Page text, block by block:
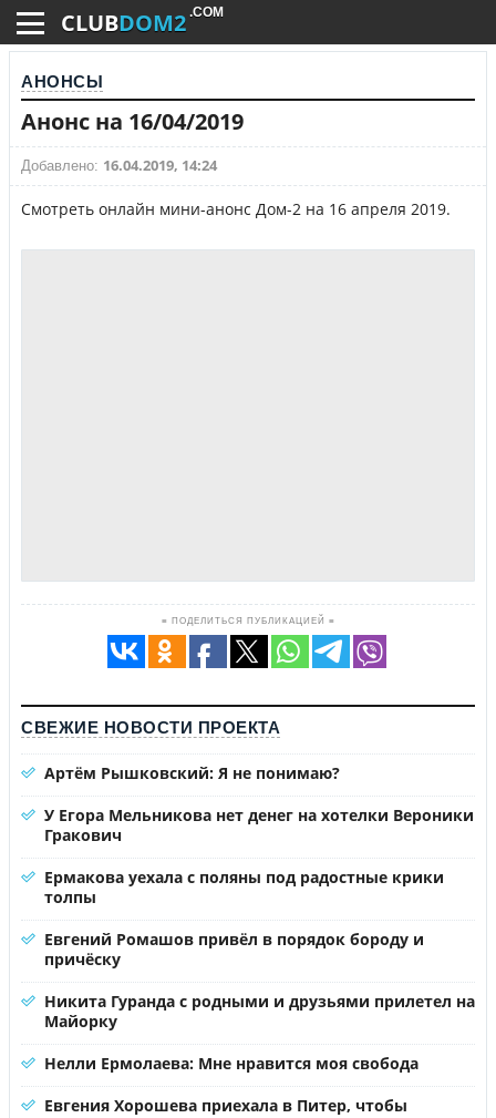
CLUBDOM2 .COM
АНОНСЫ
Анонс на 16/04/2019
Добавлено: 16.04.2019, 14:24
Смотреть онлайн мини-анонс Дом-2 на 16 апреля 2019.
≡ ПОДЕЛИТЬСЯ ПУБЛИКАЦИЕЙ ≡
СВЕЖИЕ НОВОСТИ ПРОЕКТА
Артём Рышковский: Я не понимаю?
У Егора Мельникова нет денег на хотелки Вероники
Гракович
Ермакова уехала с поляны под радостные крики
толпы
Евгений Ромашов привёл в порядок бороду и
причёску
Никита Гуранда с родными и друзьями прилетел на
Майорку
Нелли Ермолаева: Мне нравится моя свобода
Евгения Хорошева приехала в Питер, чтобы